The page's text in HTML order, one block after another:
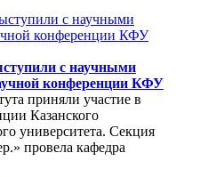
с научными
конференции КФУ
приняли участие в
Казанского
университета. Секция
провела кафедра